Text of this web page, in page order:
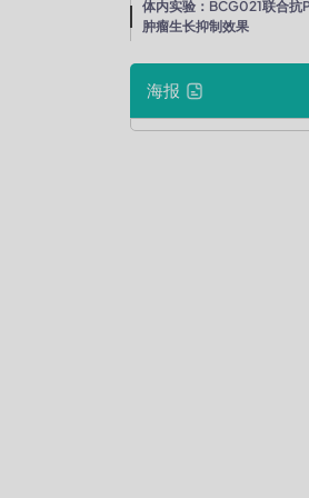
体内实验：BCG021联合抗
肿瘤生长抑制效果
海报